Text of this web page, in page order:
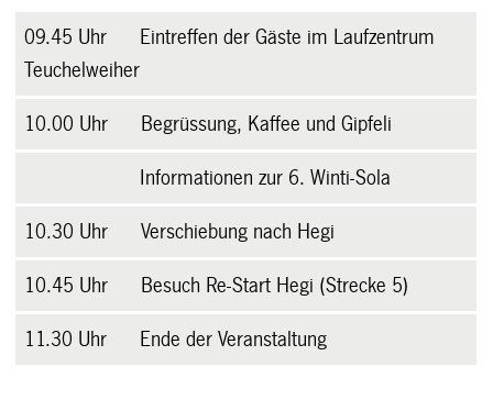
09.45 Uhr Eintreffen der Gäste im Laufzentrum
Teuchelweiher
10.00 Uhr Begrüssung, Kaffee und Gipfeli
Informationen zur 6. Winti-Sola
10.30 Uhr Verschiebung nach Hegi
10.45 Uhr Besuch Re-Start Hegi (Strecke 5)
11.30 Uhr Ende der Veranstaltung